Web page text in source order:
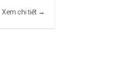
Xem chi tiết